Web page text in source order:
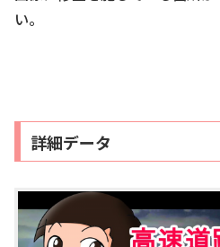
い。
詳細データ